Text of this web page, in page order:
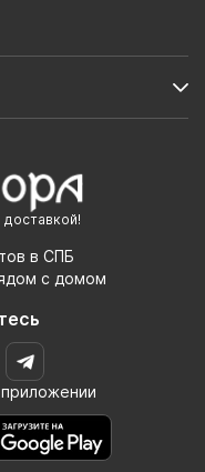
в СПБ
с домом
приложении